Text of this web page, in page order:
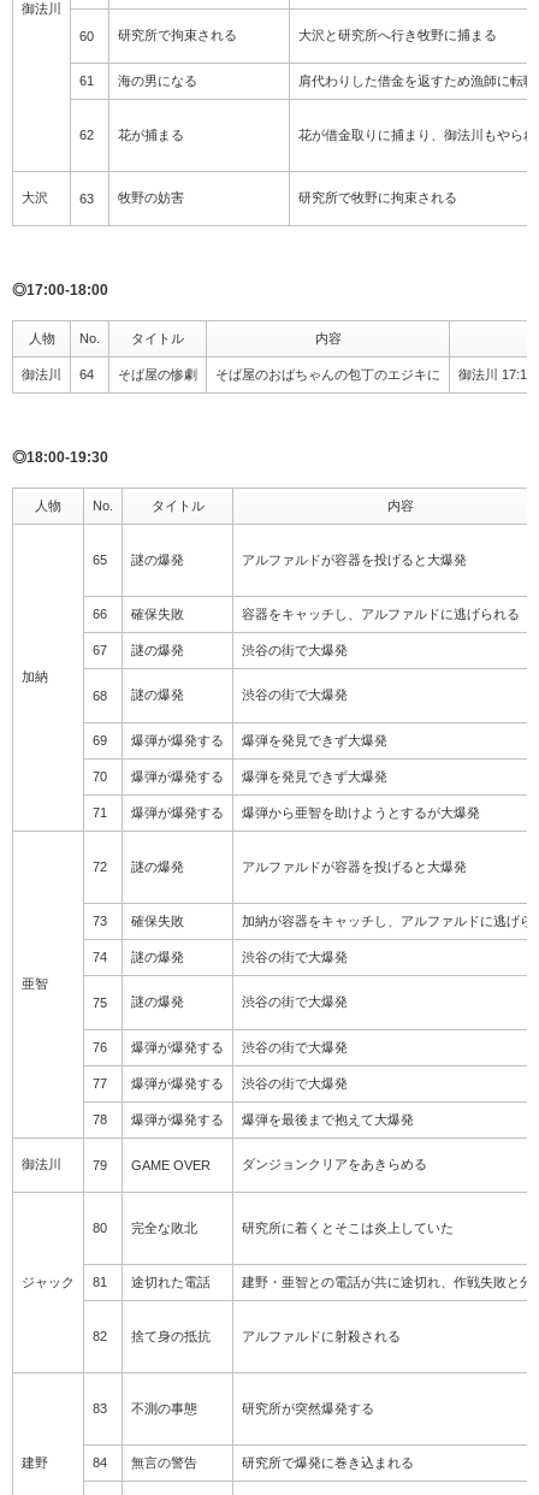
御法川
60 研究所で拘束される 大沢と研究所へ行き牧野に捕まる
61 海の男になる 肩代わりした借金を返すため漁師に転職
62 花が捕まる 花が借金取りに捕まり、御法川もやられ
大沢 63 牧野の妨害 研究所で牧野に拘束される
◎17:00-18:00
人物 No. タイトル 内容
御法川 64 そば屋の惨劇 そば屋のおばちゃんの包丁のエジキに 御法川 17:10
◎18:00-19:30
人物 No. タイトル 内容
加納
65 謎の爆発 アルファルドが容器を投げると大爆発
66 確保失敗 容器をキャッチし、アルファルドに逃げられる
67 謎の爆発 渋谷の街で大爆発
68 謎の爆発 渋谷の街で大爆発
69 爆弾が爆発する 爆弾を発見できず大爆発
70 爆弾が爆発する 爆弾を発見できず大爆発
71 爆弾が爆発する 爆弾から亜智を助けようとするが大爆発
亜智
72 謎の爆発 アルファルドが容器を投げると大爆発
73 確保失敗 加納が容器をキャッチし、アルファルドに逃げら
74 謎の爆発 渋谷の街で大爆発
75 謎の爆発 渋谷の街で大爆発
76 爆弾が爆発する 渋谷の街で大爆発
77 爆弾が爆発する 渋谷の街で大爆発
78 爆弾が爆発する 爆弾を最後まで抱えて大爆発
御法川 79 GAME OVER ダンジョンクリアをあきらめる
ジャック
80 完全な敗北 研究所に着くとそこは炎上していた
81 途切れた電話 建野・亜智との電話が共に途切れ、作戦失敗と分
82 捨て身の抵抗 アルファルドに射殺される
建野
83 不測の事態 研究所が突然爆発する
84 無言の警告 研究所で爆発に巻き込まれる